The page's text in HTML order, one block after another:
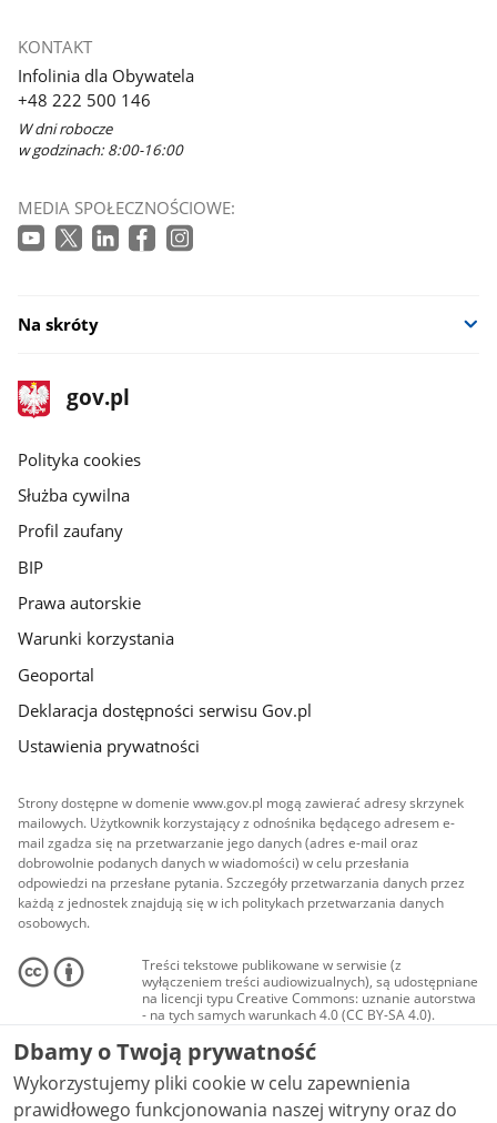
KONTAKT
Infolinia dla Obywatela
+48 222 500 146
W dni robocze
w godzinach: 8:00-16:00
MEDIA SPOŁECZNOŚCIOWE:
Na skróty
stopka
gov.pl
Strona
gov.pl
gov.pl
Polityka cookies
Służba cywilna
Profil zaufany
BIP
Prawa autorskie
Warunki korzystania
Geoportal
Deklaracja dostępności serwisu Gov.pl
Ustawienia prywatności
Strony dostępne w domenie www.gov.pl mogą zawierać adresy skrzynek
mailowych. Użytkownik korzystający z odnośnika będącego adresem e-
mail zgadza się na przetwarzanie jego danych (adres e-mail oraz
dobrowolnie podanych danych w wiadomości) w celu przesłania
odpowiedzi na przesłane pytania. Szczegóły przetwarzania danych przez
każdą z jednostek znajdują się w ich politykach przetwarzania danych
osobowych.
Treści tekstowe publikowane w serwisie (z
wyłączeniem treści audiowizualnych), są udostępniane
na licencji typu Creative Commons: uznanie autorstwa
- na tych samych warunkach 4.0 (CC BY-SA 4.0).
Materiały audiowizualne, w tym zdjęcia, materiały
audio i wideo, są udostępniane na licencji typu
Creative Commons: uznanie autorstwa użycie
niekomercyjne - bez utworów zależnych 4.0 (CC BY-
NC-ND 4.0), o ile nie jest to stwierdzone inaczej.
Dbamy o Twoją prywatność
Wykorzystujemy pliki cookie w celu zapewnienia
prawidłowego funkcjonowania naszej witryny oraz do